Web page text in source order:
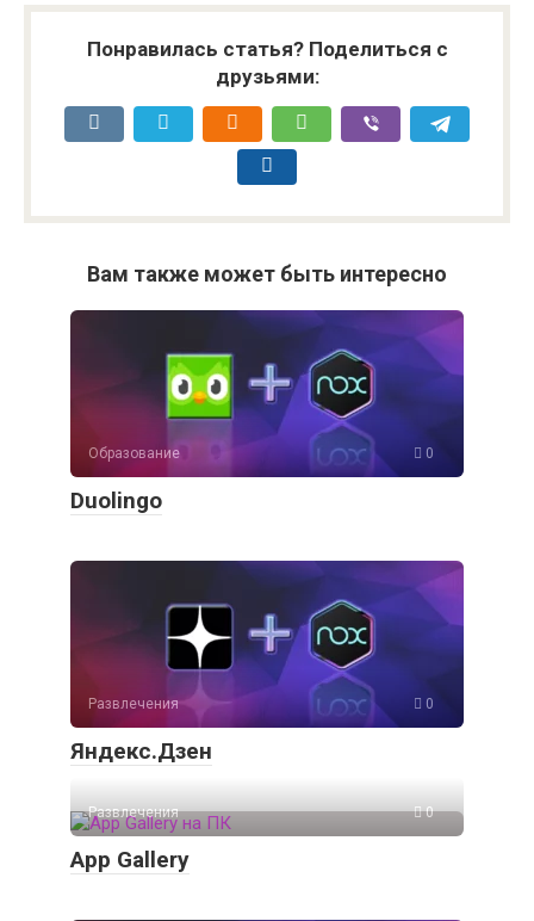
Понравилась статья? Поделиться с
друзьями:
Вам также может быть интересно
Образование 0
Duolingo
Развлечения 0
Яндекс.Дзен
Развлечения 0
App Gallery